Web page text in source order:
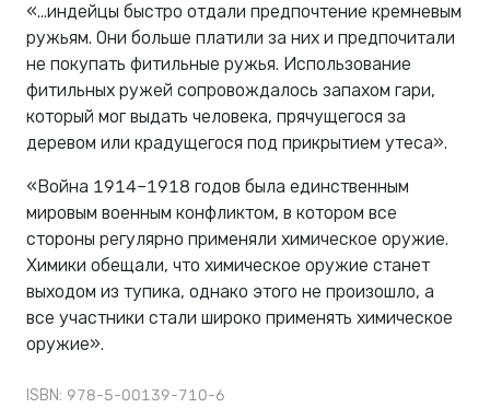
«...индейцы быстро отдали предпочтение кремневым
ружьям. Они больше платили за них и предпочитали
не покупать фитильные ружья. Использование
фитильных ружей сопровождалось запахом гари,
который мог выдать человека, прячущегося за
деревом или крадущегося под прикрытием утеса».
«Война 1914–1918 годов была единственным
мировым военным конфликтом, в котором все
стороны регулярно применяли химическое оружие.
Химики обещали, что химическое оружие станет
выходом из тупика, однако этого не произошло, а
все участники стали широко применять химическое
оружие».
ISBN: 978-5-00139-710-6